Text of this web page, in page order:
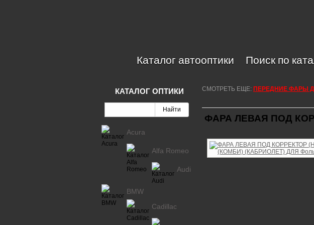
Каталог автооптики Поиск по
СМОТРЕТЬ ЕЩЕ: ПЕРЕДНИЕ ФАРЫ
ФАРА ЛЕВАЯ ПОД
КАТАЛОГ ОПТИКИ
Acura
Alfa Romeo
Audi
BMW
Cadillac